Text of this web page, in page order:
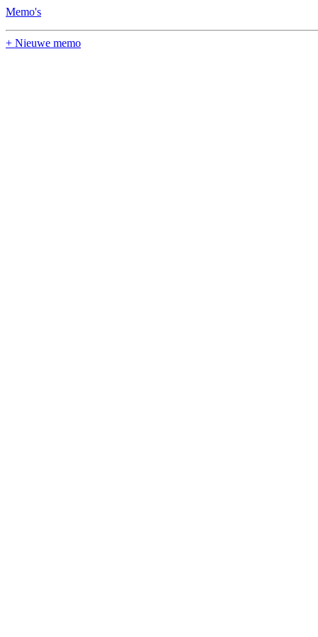
Memo's
+ Nieuwe memo